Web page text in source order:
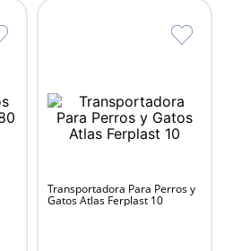
Transportadora Para Perros y
Gatos Atlas Ferplast 10